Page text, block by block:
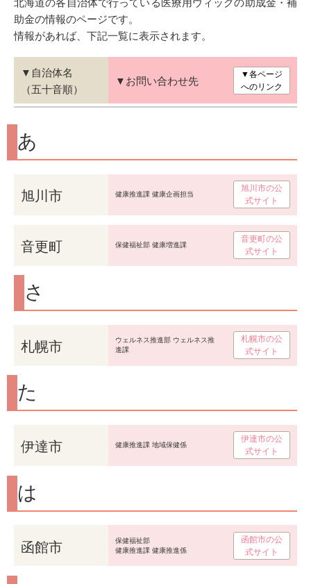
助金の情報のページです。
情報があれば、下記一覧に表示されます。
▼自治体名
（五十音順）
▼お問い合わせ先
▼各ページ
へのリンク
あ
旭川市 健康推進課 健康企画担当
旭川市の公
式サイト
音更町 保健福祉部 健康増進課
音更町の公
式サイト
さ
札幌市
ウェルネス推進部 ウェルネス推
進課
札幌市の公
式サイト
た
伊達市 健康推進課 地域保健係
伊達市の公
式サイト
は
函館市
保健福祉部
健康推進課 健康推進係
函館市の公
式サイト